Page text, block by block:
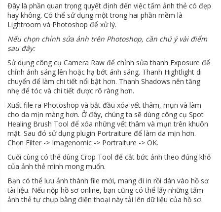
Đây là phần quan trọng quyết định đến việc tấm ảnh thẻ có đẹp
hay không. Có thể sử dụng một trong hai phần mềm là
Lightroom và Photoshop để xử lý.
Nếu chọn chỉnh sửa ảnh trên Photoshop, cần chú ý vài điểm
sau đây:
Sử dụng công cụ Camera Raw để chỉnh sửa thanh Exposure để
chỉnh ảnh sáng lên hoặc hạ bớt ánh sáng. Thanh Hightlight di
chuyển để làm chi tiết nổi bật hơn. Thanh Shadows nên tăng
nhẹ để tóc và chi tiết được rõ ràng hơn.
Xuất file ra Photoshop và bắt đầu xóa vết thâm, mụn và làm
cho da mịn màng hơn. Ở đây, chúng ta sẽ dùng công cụ Spot
Healing Brush Tool để xóa những vết thâm và mụn trên khuôn
mặt. Sau đó sử dụng plugin Portraiture để làm da mịn hơn.
Chọn Filter -> Imagenomic -> Portraiture -> OK.
Cuối cùng có thể dùng Crop Tool để cắt bức ảnh theo đúng khổ
của ảnh thẻ mình mong muốn.
Bạn có thể lưu ảnh thành file mới, mang đi in rồi dán vào hồ sơ
tài liệu. Nếu nộp hồ sơ online, bạn cũng có thể lấy những tấm
ảnh thẻ tự chụp bằng điện thoại này tải lên dữ liệu của hồ sơ.